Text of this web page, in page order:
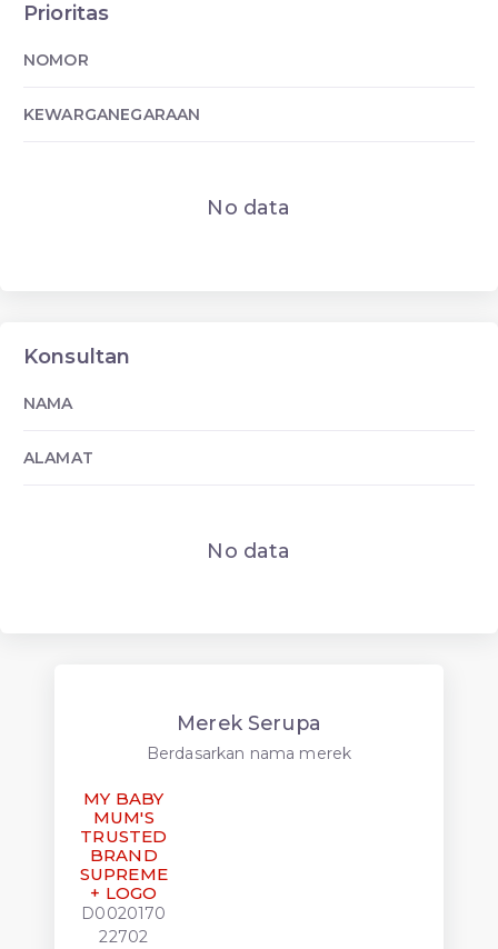
Prioritas
NOMOR
KEWARGANEGARAAN
No data
Konsultan
NAMA
ALAMAT
No data
Merek Serupa
Berdasarkan nama merek
MY BABY
MUM'S
TRUSTED
BRAND
SUPREME
+ LOGO
D0020170
22702